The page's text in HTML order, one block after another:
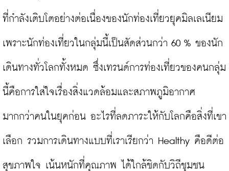
ที่กำลังเติบโตอย่างต่อเนื่องของนักท่องเที่ยวยุคมิลเลเนียม
เพราะนักท่องเที่ยวในกลุ่มนี้เป็นสัดส่วนกว่า 60 % ของนัก
เดินทางทั่วโลกทั้งหมด ซึ่งเทรนด์การท่องเที่ยวของคนกลุ่ม
นี้คือการใส่ใจเรื่องสิ่งแวดล้อมและสภาพภูมิอากาศ
มากกว่าคนในยุคก่อน อะไรที่ลดภาระให้กับโลกคือสิ่งที่เขา
เลือก รวมการเดินทางแบบที่เราเรียกว่า Healthy คือดีต่อ
สุขภาพใจ เน้นหนักที่คุณภาพ ได้ใกล้ชิดกับวิถีชุมชน